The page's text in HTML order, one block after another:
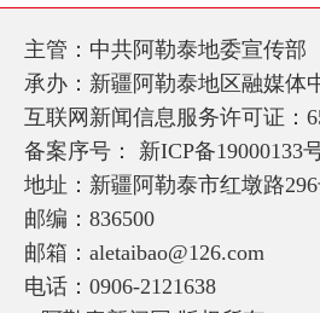
主管：中共阿勒泰地委宣传部
承办：新疆阿勒泰地区融媒体
互联网新闻信息服务许可证：
备案序号： 新ICP备19000133
地址：新疆阿勒泰市红墩路
邮编：836500
邮箱：aletaibao@126.com
电话：0906-2121638